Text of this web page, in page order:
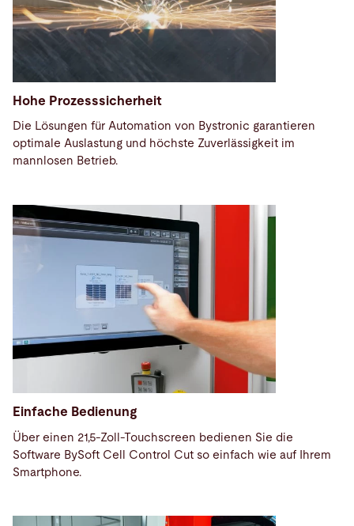
Hohe Prozesssicherheit
Die Lösungen für Automation von Bystronic garantieren
optimale Auslastung und höchste Zuverlässigkeit im
mannlosen Betrieb.
Einfache Bedienung
Über einen 21,5-Zoll-Touchscreen bedienen Sie die
Software BySoft Cell Control Cut so einfach wie auf Ihrem
Smartphone.